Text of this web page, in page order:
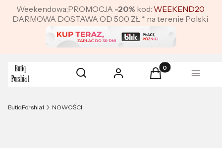
Weekendowa;PROMOCJA -20% kod: WEEKEND20
DARMOWA DOSTAWA OD 500 ZŁ * na terenie Polski
Otwórz wyszukiwarkę
Szukaj Zaloguj się Produkty w
Koszyk Menu
ButiqPorshia1 NOWOŚCI